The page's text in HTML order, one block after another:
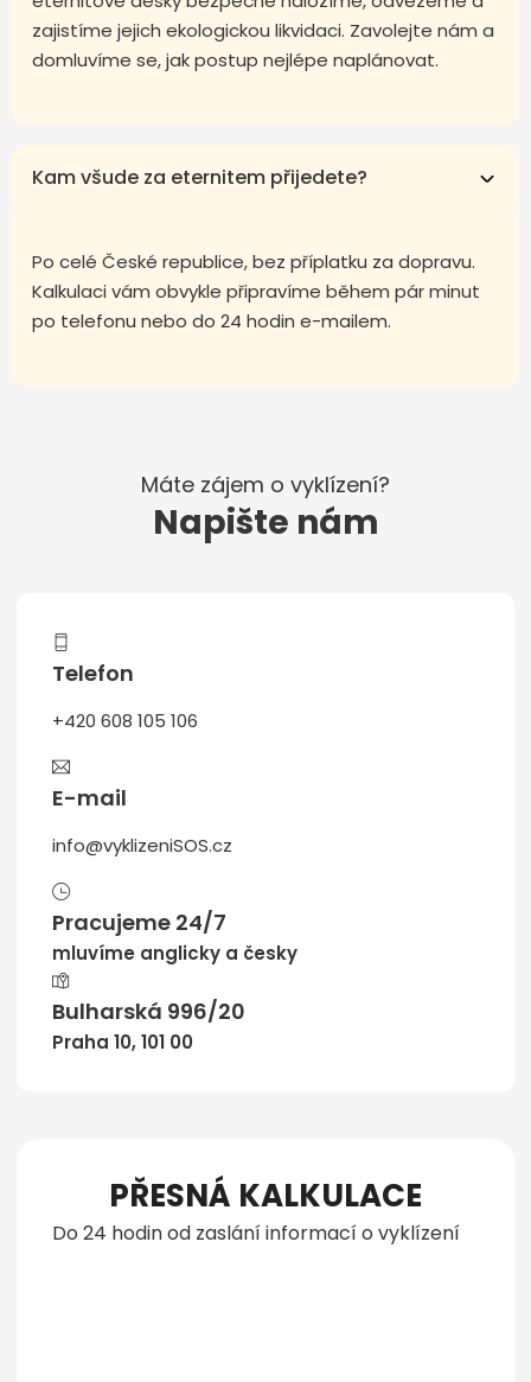
zajistíme jejich ekologickou likvidaci. Zavolejte nám a
domluvíme se, jak postup nejlépe naplánovat.
Kam všude za eternitem přijedete?
Po celé České republice, bez příplatku za dopravu.
Kalkulaci vám obvykle připravíme během pár minut
po telefonu nebo do 24 hodin e-mailem.
Máte zájem o vyklízení?
Napište nám
Telefon
+420 608 105 106
E-mail
info@vyklizeniSOS.cz
Pracujeme 24/7
mluvíme anglicky a česky
Bulharská 996/20
Praha 10, 101 00
PŘESNÁ KALKULACE
Do 24 hodin od zaslání informací o vyklízení